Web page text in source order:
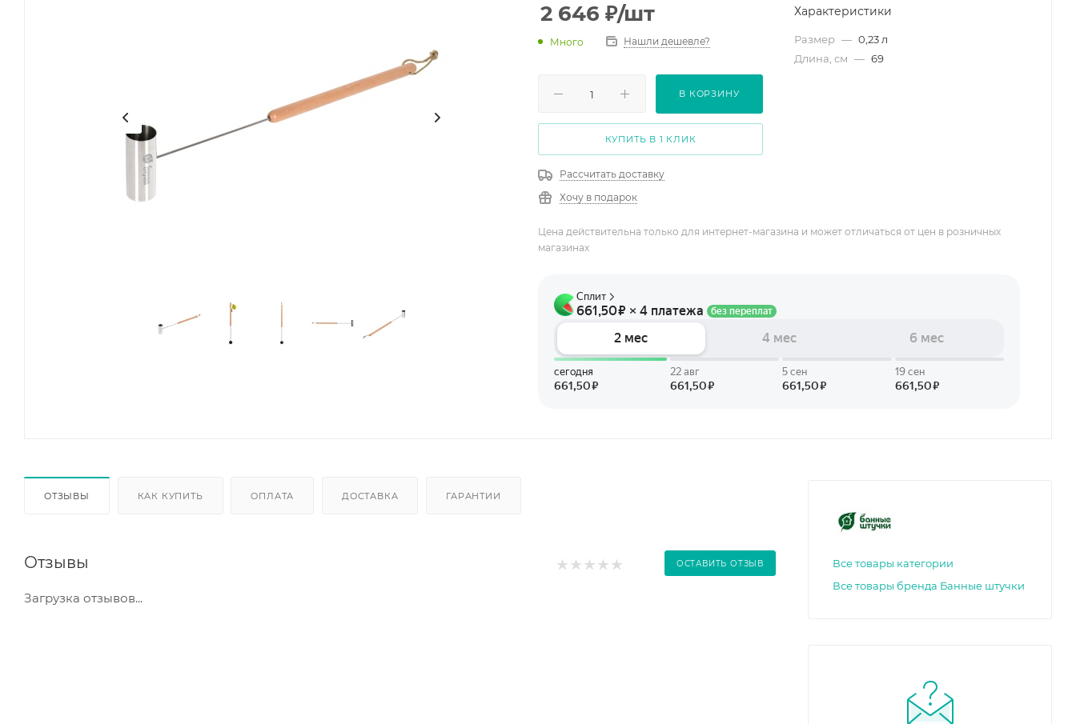
2 646 ₽/шт
Много Нашли дешевле?
В КОРЗИНУ
КУПИТЬ В 1 КЛИК
Рассчитать доставку
Хочу в подарок
Характеристики
Размер — 0,23 л
Длина, см — 69
Цена действительна только для интернет-магазина и может отличаться от цен в розничных
магазинах
ОТЗЫВЫ КАК КУПИТЬ ОПЛАТА ДОСТАВКА ГАРАНТИИ
Отзывы ОСТАВИТЬ ОТЗЫВ
Загрузка отзывов...
Все товары категории
Все товары бренда Банные штучки